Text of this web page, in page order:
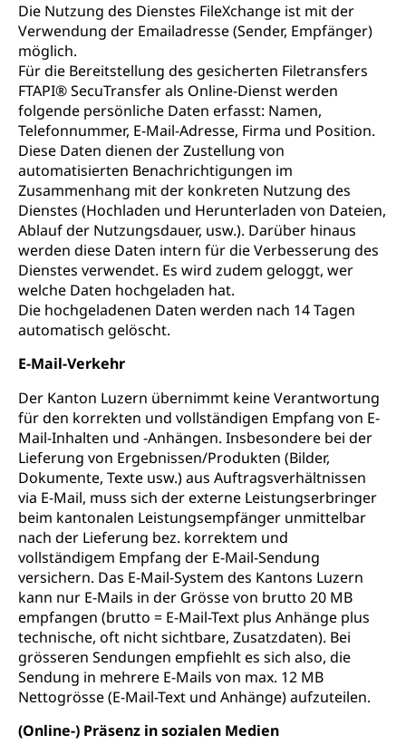
Die Nutzung des Dienstes FileXchange ist mit der
Verwendung der Emailadresse (Sender, Empfänger)
möglich.
Für die Bereitstellung des gesicherten Filetransfers
FTAPI® SecuTransfer als Online-Dienst werden
folgende persönliche Daten erfasst: Namen,
Telefonnummer, E-Mail-Adresse, Firma und Position.
Diese Daten dienen der Zustellung von
automatisierten Benachrichtigungen im
Zusammenhang mit der konkreten Nutzung des
Dienstes (Hochladen und Herunterladen von Dateien,
Ablauf der Nutzungsdauer, usw.). Darüber hinaus
werden diese Daten intern für die Verbesserung des
Dienstes verwendet. Es wird zudem geloggt, wer
welche Daten hochgeladen hat.
Die hochgeladenen Daten werden nach 14 Tagen
automatisch gelöscht.
E-Mail-Verkehr
Der Kanton Luzern übernimmt keine Verantwortung
für den korrekten und vollständigen Empfang von E-
Mail-Inhalten und -Anhängen. Insbesondere bei der
Lieferung von Ergebnissen/Produkten (Bilder,
Dokumente, Texte usw.) aus Auftragsverhältnissen
via E-Mail, muss sich der externe Leistungserbringer
beim kantonalen Leistungsempfänger unmittelbar
nach der Lieferung bez. korrektem und
vollständigem Empfang der E-Mail-Sendung
versichern. Das E-Mail-System des Kantons Luzern
kann nur E-Mails in der Grösse von brutto 20 MB
empfangen (brutto = E-Mail-Text plus Anhänge plus
technische, oft nicht sichtbare, Zusatzdaten). Bei
grösseren Sendungen empfiehlt es sich also, die
Sendung in mehrere E-Mails von max. 12 MB
Nettogrösse (E-Mail-Text und Anhänge) aufzuteilen.
(Online-) Präsenz in sozialen Medien